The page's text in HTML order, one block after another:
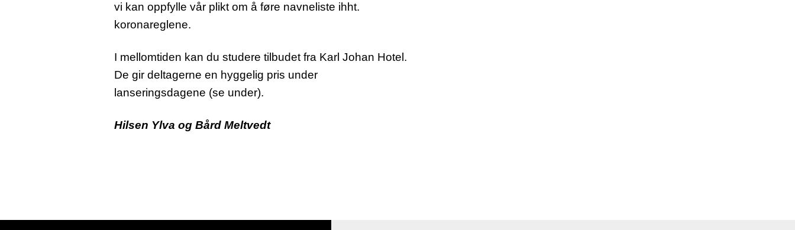
vi kan oppfylle vår plikt om å føre navneliste ihht.
koronareglene.
I mellomtiden kan du studere tilbudet fra Karl Johan Hotel.
De gir deltagerne en hyggelig pris under
lanseringsdagene (se under).
Hilsen Ylva og Bård Meltvedt